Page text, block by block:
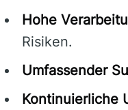
Hohe
Risiken.
Umfassender
Kontinuierliche